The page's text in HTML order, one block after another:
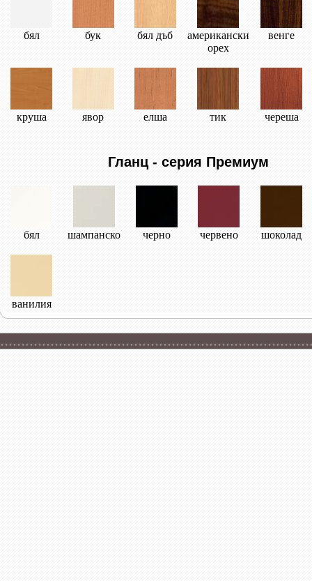
бял бук бял дъб
американски
орех
венге
круша явор елша тик череша
Гланц - серия Премиум
бял шампанско черно червено шоколад
ванилия